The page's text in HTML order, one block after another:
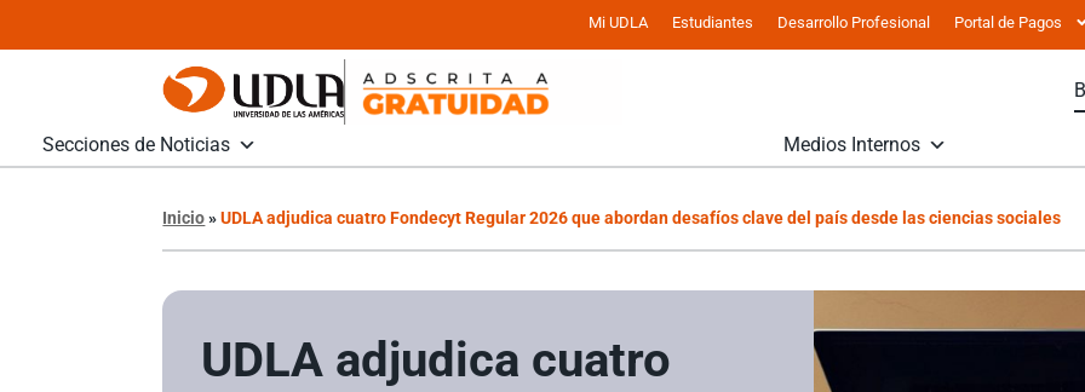
Mi UDLA Estudiantes Desarrollo Profesional Portal de Pagos
Secciones de Noticias Medios Internos
Inicio»UDLA adjudica cuatro Fondecyt Regular 2026 que abordan desafíos clave del país desde las ciencias sociales
UDLA adjudica cuatro